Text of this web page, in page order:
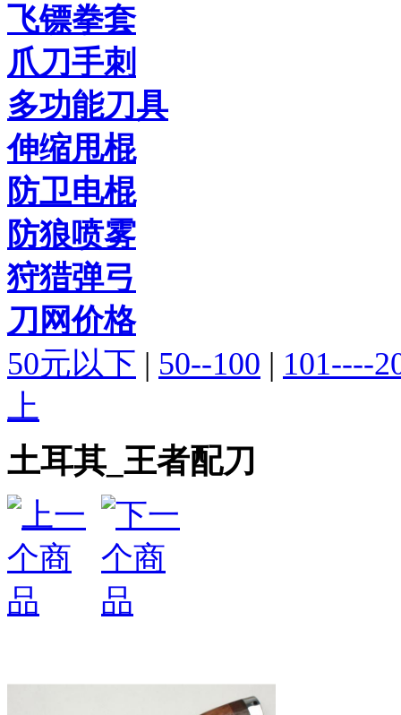
飞镖拳套
爪刀手刺
多功能刀具
伸缩甩棍
防卫电棍
防狼喷雾
狩猎弹弓
刀网价格
50元以下 | 50--100 | 101----
上
土耳其_王者配刀